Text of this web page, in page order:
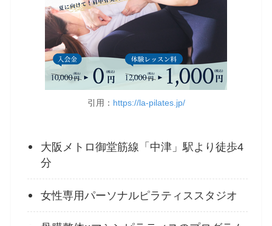
引用： https://la-pilates.jp/
大阪メトロ御堂筋線「中津」駅より徒歩4
分
女性専用パーソナルピラティススタジオ